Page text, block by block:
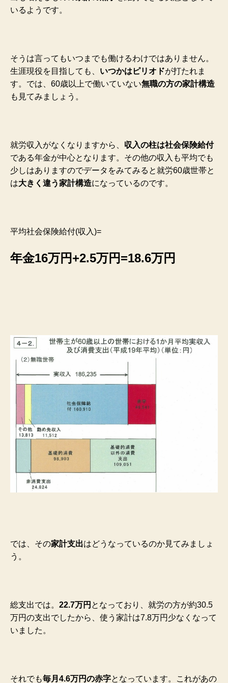
いるようです。
そうは言ってもいつまでも働けるわけではありません。
生涯現役を目指しても、 いつかはピリオドが打たれま
す。では、60歳以上で働いていない無職の方の家計構造
も見てみましょう。
就労収入がなくなりますから、 収入の柱は社会保険給付
である年金が中心となります。その他の収入も平均でも
少しはありますのでデータをみてみると就労60歳世帯と
は大きく違う家計構造になっているのです。
平均社会保険給付(収入)=
年金16万円+2.5万円=18.6万円
では、その家計支出はどうなっているのか見てみましょ
う。
総支出では。 22.7万円 となっており、就労の方が約30.5
万円の支出でしたから、使う家計は7.8万円少なくなって
いました。
それでも毎月4.6万円の赤字となっています。これがあの